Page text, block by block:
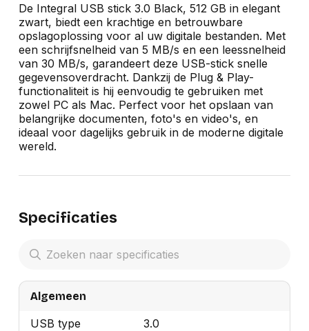
De Integral USB stick 3.0 Black, 512 GB in elegant
zwart, biedt een krachtige en betrouwbare
opslagoplossing voor al uw digitale bestanden. Met
een schrijfsnelheid van 5 MB/s en een leessnelheid
van 30 MB/s, garandeert deze USB-stick snelle
gegevensoverdracht. Dankzij de Plug & Play-
functionaliteit is hij eenvoudig te gebruiken met
zowel PC als Mac. Perfect voor het opslaan van
belangrijke documenten, foto's en video's, en
ideaal voor dagelijks gebruik in de moderne digitale
wereld.
Specificaties
Algemeen
USB type
3.0